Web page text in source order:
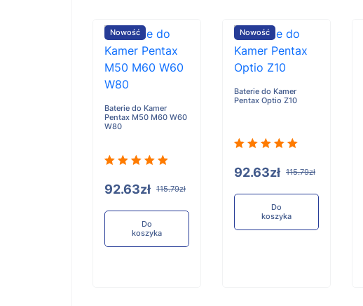
Nowość
Baterie do Kamer
Pentax M50 M60 W60
W80
92.63zł 115.79zł
Do
koszyka
Nowość
Baterie do Kamer
Pentax Optio Z10
92.63zł 115.79zł
Do
koszyka